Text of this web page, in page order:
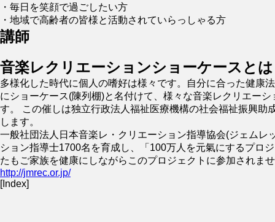
・ 毎日を笑顔で過ごしたい方
・地域で高齢者の皆様と活動されていらっしゃる方
講師
音楽レクリエーションショーケースとは
多様化した時代に個人の嗜好は様々です。自分に合った健康
にショーケース(陳列棚)と名付けて、様々な音楽レクリエー
す。 この催しは独立行政法人福祉医療機構の社会福祉振興助
します。
一般社団法人日本音楽レ・クリエーション指導協会(ジェムレ
ション指導士1700名を育成し、「100万人を元氣にするプロ
たもご家族を健康にしながらこのプロジェクトに参加されま
http://jmrec.or.jp/
[Index]